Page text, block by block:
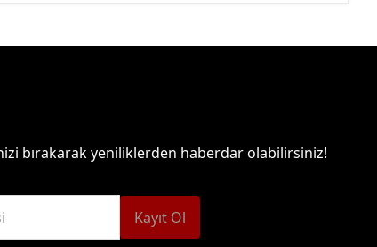
bırakarak yeniliklerden haberdar olabilirsiniz!
Kayıt Ol